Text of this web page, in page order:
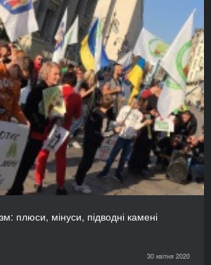
плюси, мінуси, підводні камені
30 квітня 2020